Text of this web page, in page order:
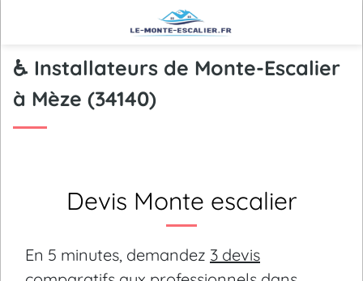
♿ Installateurs de Monte-Escalier
à Mèze (34140)
Devis Monte escalier
En 5 minutes, demandez 3 devis